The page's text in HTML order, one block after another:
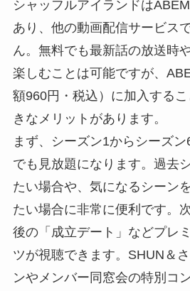
シャッフルアイランドは
あり、他の動画配信サービス
ん。無料でも最新話の放送時
楽しむことは可能ですが、
額960円・税込）に加入する
きなメリットがあります。
まず、シーズン1からシーズ
でも見放題になります。過去
たい場合や、気になるシーン
たい場合に非常に便利です。
後の「成立デート」などプレ
ツが視聴できます。SHUN＆
ンやメンバー同窓会の特別コ